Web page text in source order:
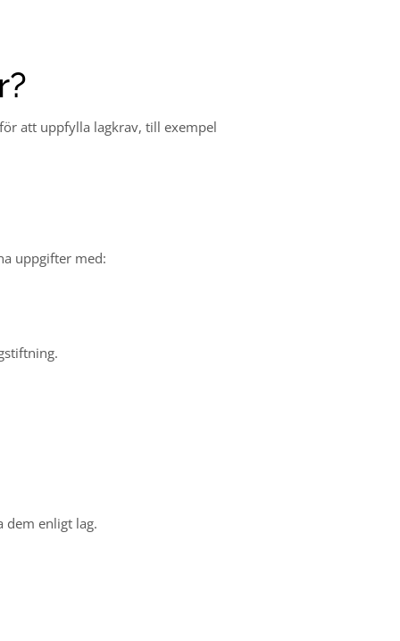
att uppfylla lagkrav, till exempel
uppgifter med:
dem enligt lag.